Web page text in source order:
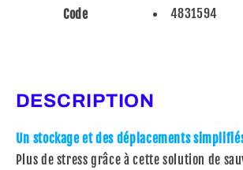
Code 4831594
DESCRIPTION
Un stockage et des déplacements
Plus de stress grâce à cette solution de